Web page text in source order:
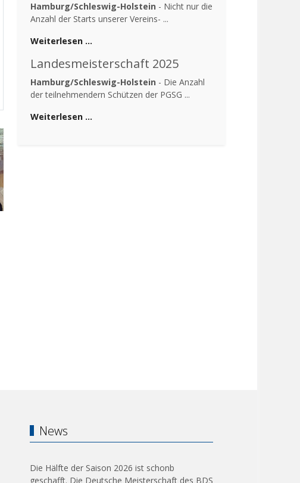
Hamburg/Schleswig-Holstein - Nicht nur die
Anzahl der Starts unserer Vereins- ...
Weiterlesen …
Landesmeisterschaft 2025
Hamburg/Schleswig-Holstein - Die Anzahl
der teilnehmendern Schützen der PGSG ...
Weiterlesen …
News
Die Hälfte der Saison 2026 ist schonb
geschafft. Die Deutsche Meisterschaft des BDS